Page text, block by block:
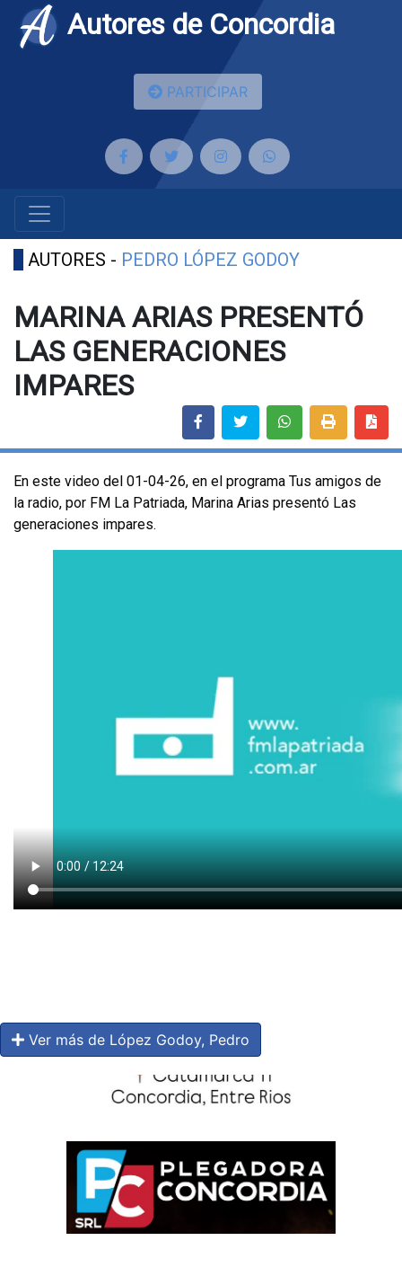
Autores de Concordia
PARTICIPAR
AUTORES - PEDRO LÓPEZ GODOY
MARINA ARIAS PRESENTÓ
LAS GENERACIONES
IMPARES
En este video del 01-04-26, en el programa Tus amigos de
la radio, por FM La Patriada, Marina Arias presentó Las
generaciones impares.
Ver más de López Godoy, Pedro